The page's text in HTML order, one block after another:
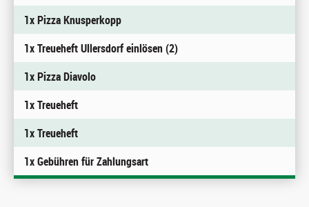
1x Pizza Knusperkopp
1x Treueheft Ullersdorf einlösen (2)
1x Pizza Diavolo
1x Treueheft
1x Treueheft
1x Gebühren für Zahlungsart